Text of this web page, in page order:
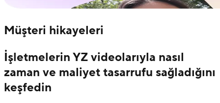
Müşteri hikayeleri
İşletmelerin YZ videolarıyla nasıl
zaman ve maliyet tasarrufu sağladığını
keşfedin